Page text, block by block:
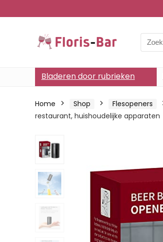
Search
for:
Bladeren door rubrieken
Home Shop Flesopeners
restaurant, huishoudelijke apparaten